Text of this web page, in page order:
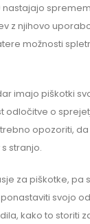
nastajajo
z njihovo
možnosti
imajo piškotki
odločitve o
opozoriti,
stranjo.
za piškotke, pa
svojo
kako to storiti